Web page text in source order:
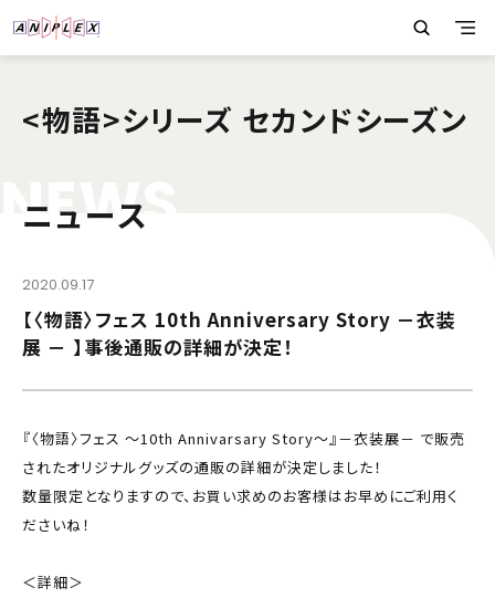
<物語>シリーズ セカンドシーズン
NEWS
ニュース
2020.09.17
【〈物語〉フェス 10th Anniversary Story －衣装
展 － 】事後通販の詳細が決定！
『〈物語〉フェス ～10th Annivarsary Story～』－衣装展－ で販売
されたオリジナルグッズの通販の詳細が決定しました！
数量限定となりますので、お買い求めのお客様はお早めにご利用く
ださいね！
＜詳細＞